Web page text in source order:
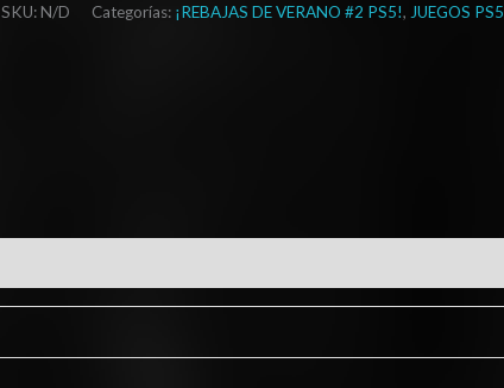
SKU:N/D Categorías: ¡REBAJAS DE VERANO #2 PS5!, JUEGOS PS5